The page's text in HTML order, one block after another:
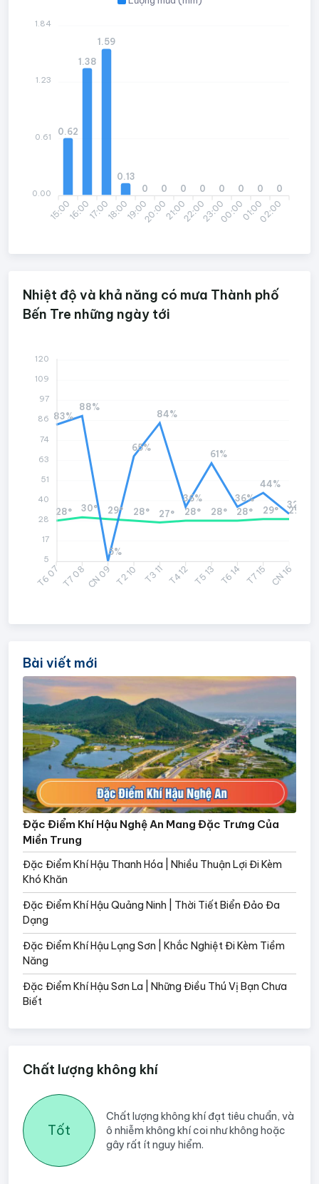
15:0016:0017:0018:0019:0020:0021:0022:0023:0000:0001:0002:00
0.62
1.38
1.59
0.13
0
0 0 0 0 0 0 0
1.84
1.23
0.61
0.00
Nhiệt độ và khả năng có mưa Thành phố
Bến Tre những ngày tới
T6 07 T7 08CN 09 T2 10 T3 11 T4 12 T5 13 T6 14 T7 15 CN 16
28° 30° 29° 28° 27° 28° 28° 28° 29° 29°
83%
88%
5%
65%
84%
36%
61%
36%
44%
32%
120
109
97
86
74
63
51
40
28
17
5
Bài viết mới
Đặc Điểm Khí Hậu Nghệ An Mang Đặc Trưng Của
Miền Trung
Đặc Điểm Khí Hậu Thanh Hóa | Nhiều Thuận Lợi Đi Kèm
Khó Khăn
Đặc Điểm Khí Hậu Quảng Ninh | Thời Tiết Biển Đảo Đa
Dạng
Đặc Điểm Khí Hậu Lạng Sơn | Khắc Nghiệt Đi Kèm Tiềm
Năng
Đặc Điểm Khí Hậu Sơn La | Những Điều Thú Vị Bạn Chưa
Biết
Chất lượng không khí
Tốt
Chất lượng không khí đạt tiêu chuẩn, và
ô nhiễm không khí coi như không hoặc
gây rất ít nguy hiểm.